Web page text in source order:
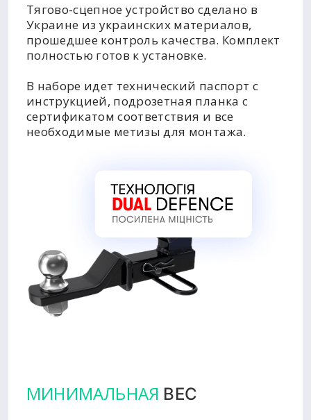
Тягово-сцепное устройство сделано в
Украине из украинских материалов,
прошедшее контроль качества. Комплект
полностью готов к установке.
В наборе идет технический паспорт с
инструкцией, подрозетная планка с
сертификатом соответствия и все
необходимые метизы для монтажа.
МИНИМАЛЬНАЯ ВЕС